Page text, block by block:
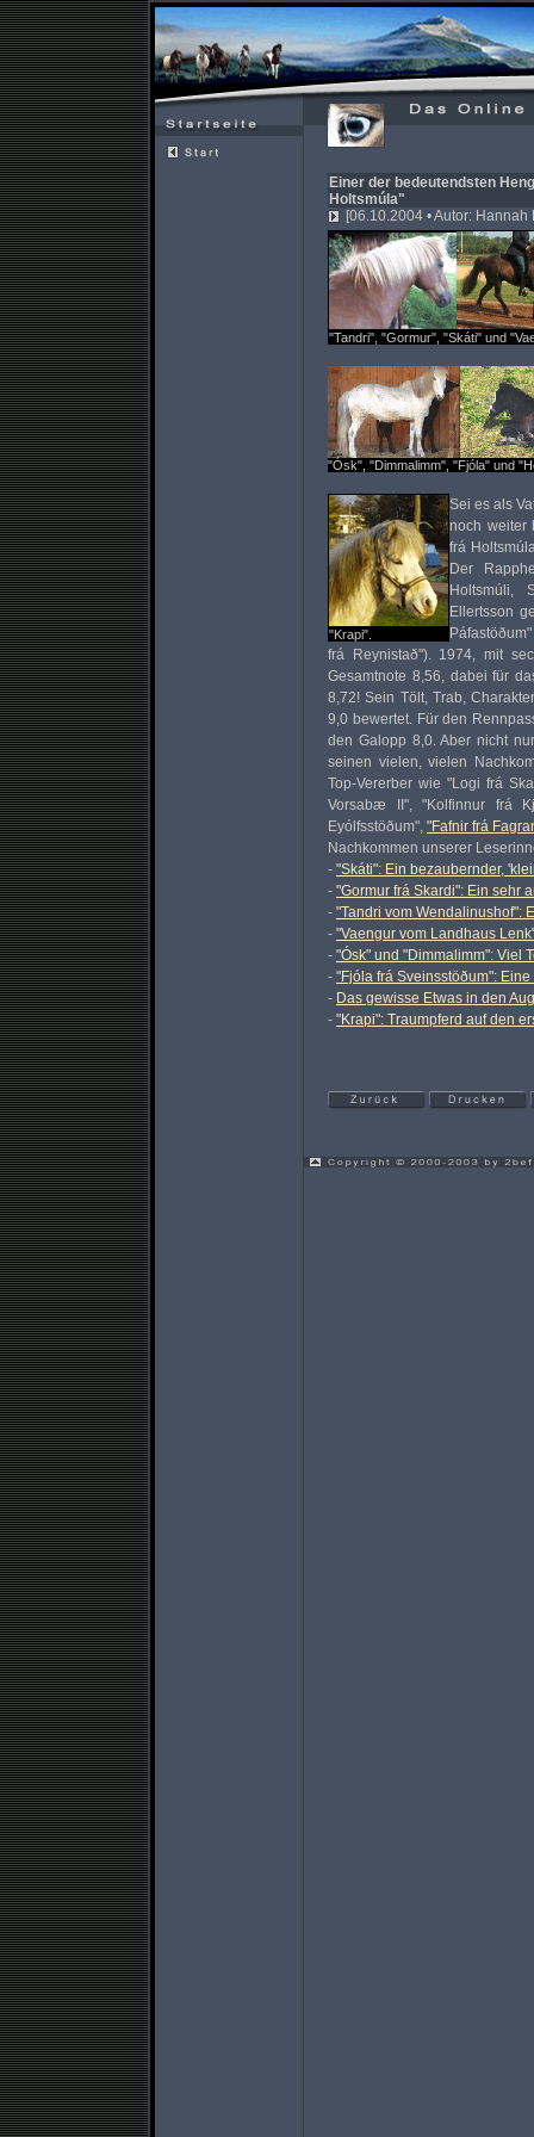
Einer der bedeutendsten
Holtsmúla"
[06.10.2004 • Autor: Hannah
"Tandri", "Gormur", "Skáti" und
"Ósk", "Dimmalimm", "Fjóla" und
"Krapi".
Sei es als
noch weiter
frá
Der
Holtsmúli,
Ellertsson
frá Reynistað"). 1974, mit
Gesamtnote 8,56, dabei für
8,72! Sein Tölt, Trab,
9,0 bewertet. Für den
den Galopp 8,0. Aber nicht
seinen vielen, vielen
Top-Vererber wie "Logi frá
Vorsabæ II", "Kolfinnur frá
Eyólfsstöðum","Fafnir frá
Nachkommen unserer
- "Skáti": Ein bezaubernder,
- "Gormur frá Skardi": Ein sehr
- "Tandri vom Wendalinushof":
- "Vaengur vom Landhaus
- "Ósk" und "Dimmalimm": Viel
- "Fjóla frá Sveinsstöðum":
- Das gewisse Etwas in den
- "Krapi": Traumpferd auf den